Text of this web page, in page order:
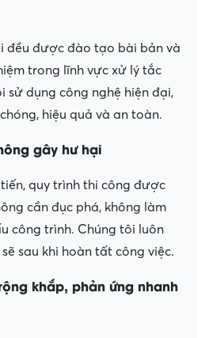
đều được đào tạo bài bản và
trong lĩnh vực xử lý tắc
sử dụng công nghệ hiện đại,
hiệu quả và an toàn.
gây hư hại
quy trình thi công được
cần đục phá, không làm
công trình. Chúng tôi luôn
sau khi hoàn tất công việc.
khắp, phản ứng nhanh